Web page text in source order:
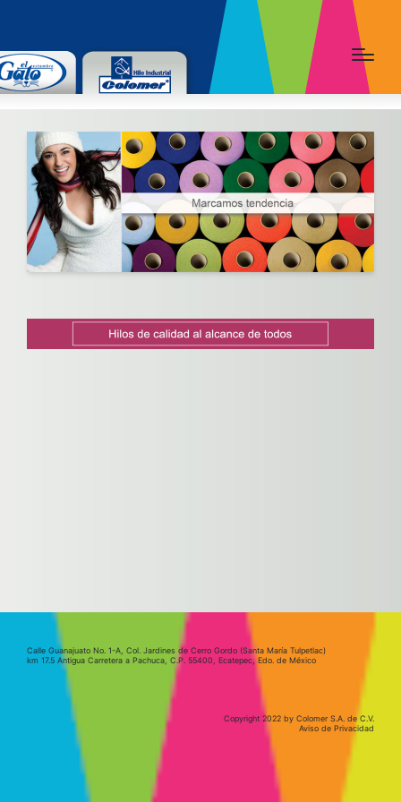
Calle Guanajuato No. 1-A, Col. Jardines de Cerro Gordo (Santa María Tulpetlac)
km 17.5 Antigua Carretera a Pachuca, C.P. 55400, Ecatepec, Edo. de México
Copyright 2022 by Colomer S.A. de C.V.
Aviso de Privacidad